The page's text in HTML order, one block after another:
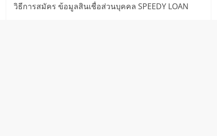
วิธีการสมัคร ข้อมูลสินเชื่อส่วนบุคคล SPEEDY LOAN